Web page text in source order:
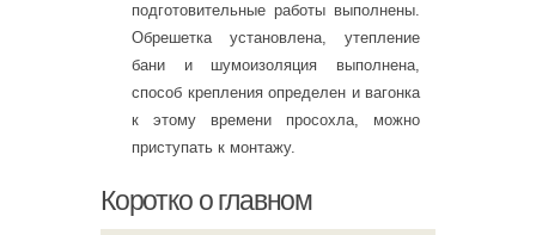
подготовительные работы выполнены.
Обрешетка установлена, утепление
бани и шумоизоляция выполнена,
способ крепления определен и вагонка
к этому времени просохла, можно
приступать к монтажу.
Коротко о главном